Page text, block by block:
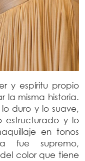
y espíritu propio
la misma historia.
duro y lo suave,
estructurado y lo
en tonos
fue supremo,
color que tiene